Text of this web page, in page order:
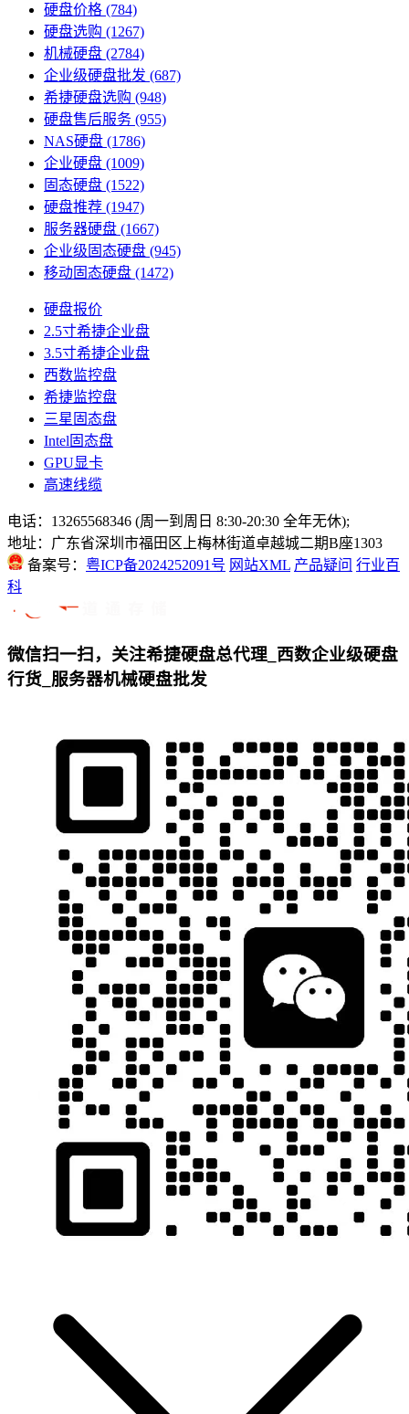
硬盘价格 (784)
硬盘选购 (1267)
机械硬盘 (2784)
企业级硬盘批发 (687)
希捷硬盘选购 (948)
硬盘售后服务 (955)
NAS硬盘 (1786)
企业硬盘 (1009)
固态硬盘 (1522)
硬盘推荐 (1947)
服务器硬盘 (1667)
企业级固态硬盘 (945)
移动固态硬盘 (1472)
硬盘报价
2.5寸希捷企业盘
3.5寸希捷企业盘
西数监控盘
希捷监控盘
三星固态盘
Intel固态盘
GPU显卡
高速线缆
电话：13265568346 (周一到周日 8:30-20:30 全年无休);
地址：广东省深圳市福田区上梅林街道卓越城二期B座1303
备案号： 粤ICP备2024252091号 网站XML 产品疑问 行业百
科
微信扫一扫，关注希捷硬盘总代理_西数企业级硬盘
行货_服务器机械硬盘批发